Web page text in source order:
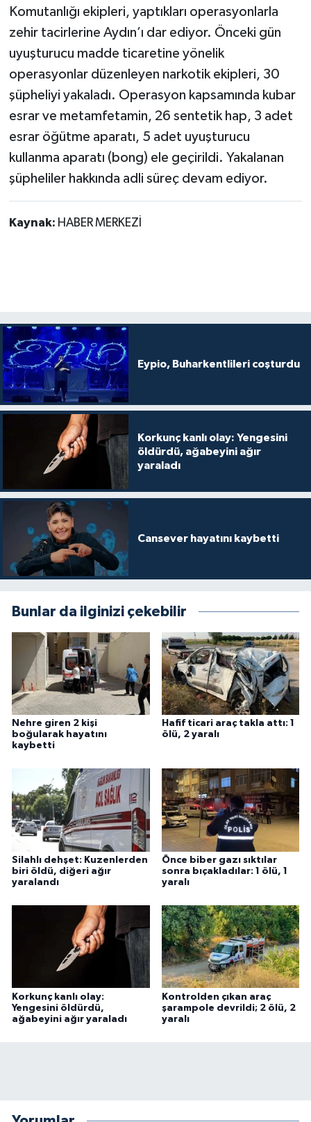
Komutanlığı ekipleri, yaptıkları operasyonlarla
zehir tacirlerine Aydın’ı dar ediyor. Önceki gün
uyuşturucu madde ticaretine yönelik
operasyonlar düzenleyen narkotik ekipleri, 30
şüpheliyi yakaladı. Operasyon kapsamında kubar
esrar ve metamfetamin, 26 sentetik hap, 3 adet
esrar öğütme aparatı, 5 adet uyuşturucu
kullanma aparatı (bong) ele geçirildi. Yakalanan
şüpheliler hakkında adli süreç devam ediyor.
Kaynak: HABER MERKEZİ
Eypio, Buharkentlileri coşturdu
Korkunç kanlı olay: Yengesini
öldürdü, ağabeyini ağır
yaraladı
Cansever hayatını kaybetti
Bunlar da ilginizi çekebilir
Nehre giren 2 kişi
boğularak hayatını
kaybetti
Hafif ticari araç takla attı: 1
ölü, 2 yaralı
Silahlı dehşet: Kuzenlerden
biri öldü, diğeri ağır
yaralandı
Önce biber gazı sıktılar
sonra bıçakladılar: 1 ölü, 1
yaralı
Korkunç kanlı olay:
Yengesini öldürdü,
ağabeyini ağır yaraladı
Kontrolden çıkan araç
şarampole devrildi; 2 ölü, 2
yaralı